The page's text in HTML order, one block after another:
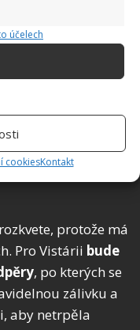
účelech
cookiesKontakt
bezinky
toxinů z
na zdraví
Má rád
protože má
Pro Vistárii bude
, po kterých se
zálivku a
aby netrpěla